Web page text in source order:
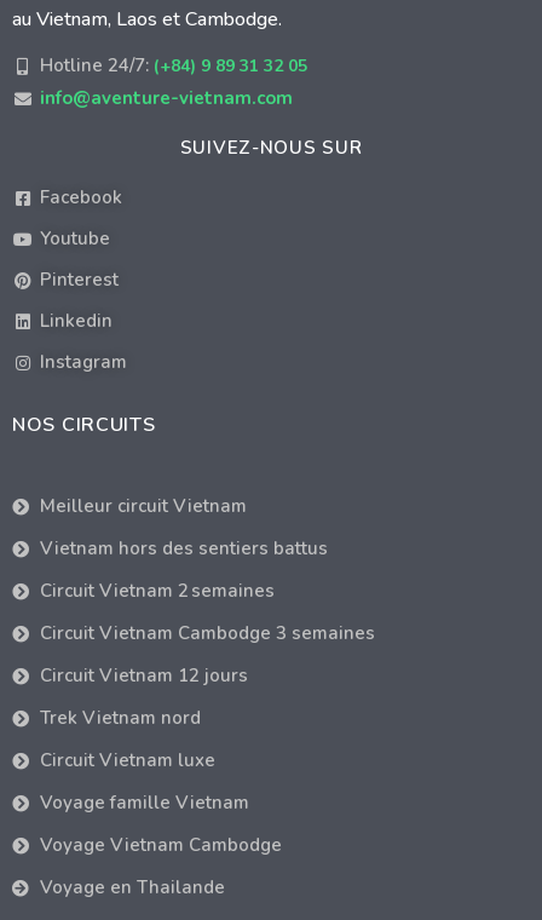
au Vietnam, Laos et Cambodge.
Hotline 24/7: (+84) 9 89 31 32 05
info@aventure-vietnam.com
SUIVEZ-NOUS SUR
Facebook
Youtube
Pinterest
Linkedin
Instagram
NOS CIRCUITS
Meilleur circuit Vietnam
Vietnam hors des sentiers battus
Circuit Vietnam 2 semaines
Circuit Vietnam Cambodge 3 semaines
Circuit Vietnam 12 jours
Trek Vietnam nord
Circuit Vietnam luxe
Voyage famille Vietnam
Voyage Vietnam Cambodge
Voyage en Thailande